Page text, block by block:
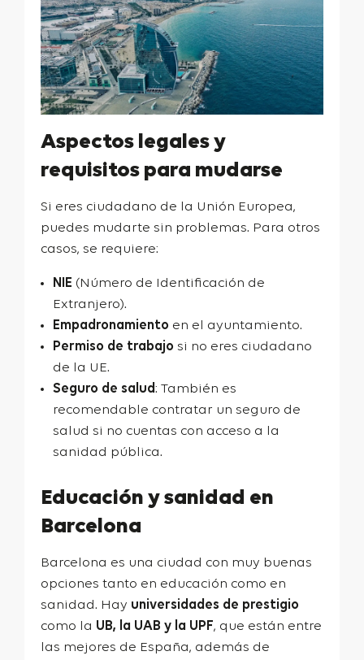
Aspectos legales y
requisitos para mudarse
Si eres ciudadano de la Unión Europea,
puedes mudarte sin problemas. Para otros
casos, se requiere:
NIE (Número de Identificación de
Extranjero).
Empadronamiento en el ayuntamiento.
Permiso de trabajo si no eres ciudadano
de la UE.
Seguro de salud: También es
recomendable contratar un seguro de
salud si no cuentas con acceso a la
sanidad pública.
Educación y sanidad en
Barcelona
Barcelona es una ciudad con muy buenas
opciones tanto en educación como en
sanidad. Hay universidades de prestigio
como la UB, la UAB y la UPF, que están entre
las mejores de España, además de